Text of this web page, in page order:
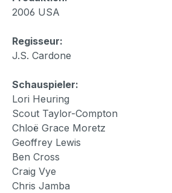
2006 USA
Regisseur:
J.S. Cardone
Schauspieler:
Lori Heuring
Scout Taylor-Compton
Chloë Grace Moretz
Geoffrey Lewis
Ben Cross
Craig Vye
Chris Jamba